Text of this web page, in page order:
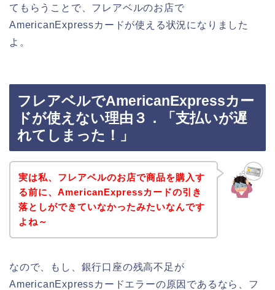
てもらうことで、フレアベルのお店で
AmericanExpressカードが使える状況になりました
よ。
フレアベルでAmericanExpressカー
ドが使えない理由３．「支払いが遅
れてしまった！」
実は私、フレアベルのお店で商品を購入す
る前に、AmericanExpressカードの引き
落としができていなかったみたいなんです
よね～
なので、もし、銀行口座の残高不足が
AmericanExpressカードエラーの原因であるなら、フ